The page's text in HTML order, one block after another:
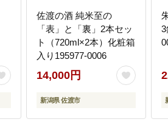
佐渡の酒 純米至の
「表」と「裏」2本セッ
ト（720ml×2本）化粧箱
入り195977-0006
14,000円
新潟県 佐渡市